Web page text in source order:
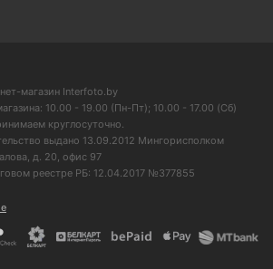
магазин Interfoto.by
10.00 - 19.00 (Пн-Пт); 10.00 - 17.00 (Сб)
круглосуточно.
выдано 13.09.2012 Мингорисполком
д. 20, офис 97
реестре РБ: 12.04.2017 №377855